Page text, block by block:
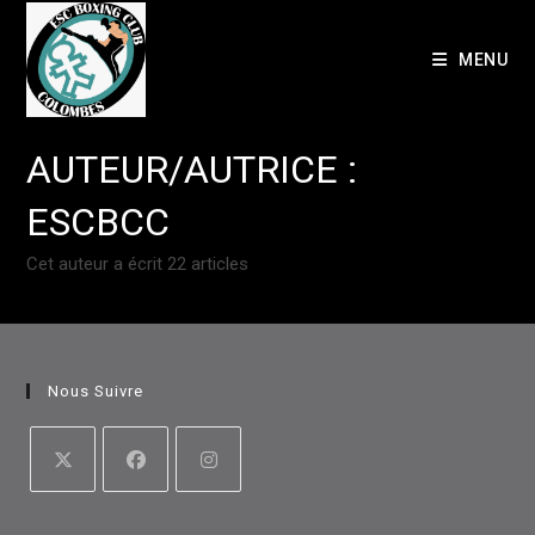
content
MENU
AUTEUR/AUTRICE :
ESCBCC
Cet auteur a écrit 22 articles
Nous Suivre